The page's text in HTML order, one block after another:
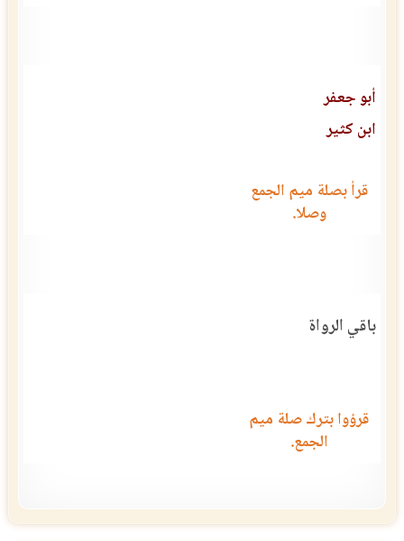
أبو جعفر
ابن كثير
قرأ بصلة ميم الجمع
وصلا.
باقي الرواة
قرؤوا بترك صلة ميم
الجمع.